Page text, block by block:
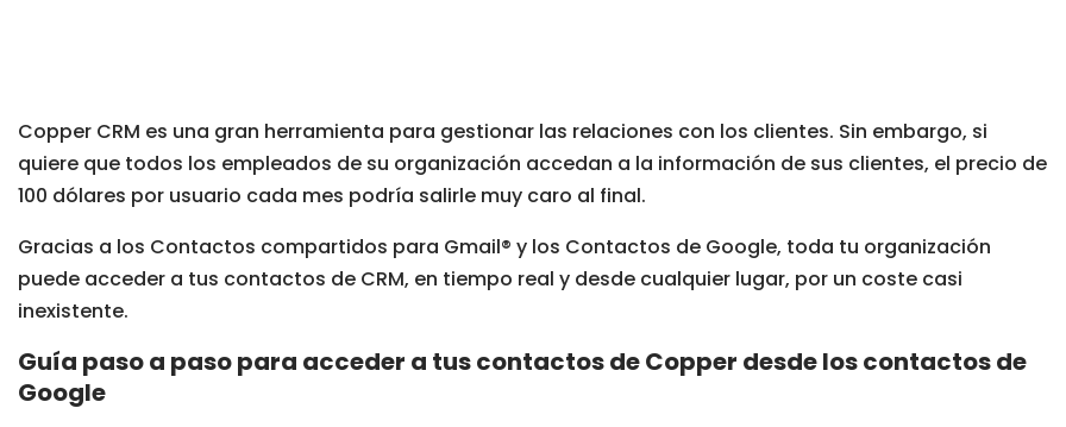
Copper CRM es una gran herramienta para gestionar las relaciones con los clientes. Sin embargo, si
quiere que todos los empleados de su organización accedan a la información de sus clientes, el precio de
100 dólares por usuario cada mes podría salirle muy caro al final.
Gracias a los Contactos compartidos para Gmail® y los Contactos de Google, toda tu organización
puede acceder a tus contactos de CRM, en tiempo real y desde cualquier lugar, por un coste casi
inexistente.
Guía paso a paso para acceder a tus contactos de Copper desde los contactos de
Google